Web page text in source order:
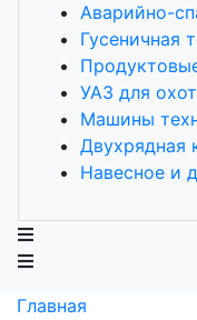
Аварийно-
Гусеничная
УАЗ для
Машины
Двухрядная
Навесное и
Главная